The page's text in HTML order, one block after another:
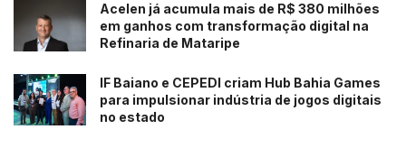
Acelen já acumula mais de R$ 380 milhões
em ganhos com transformação digital na
Refinaria de Mataripe
IF Baiano e CEPEDI criam Hub Bahia Games
para impulsionar indústria de jogos digitais
no estado